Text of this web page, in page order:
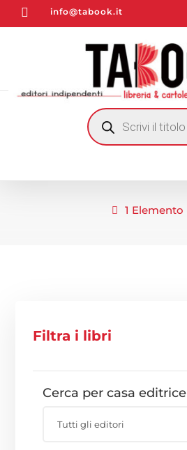
 info@tabook.it
RICERCA
PRODOTTI
1 Elemento
Filtra i libri
Cerca per casa editrice